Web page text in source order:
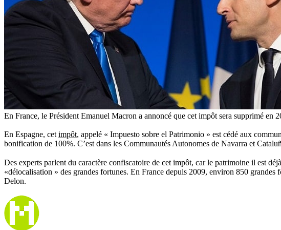
En France, le Président Emanuel Macron a annoncé que cet impôt sera supprimé en
En Espagne, cet impôt, appelé « Impuesto sobre el Patrimonio » est cédé aux
bonification de 100%. C’est dans les Communautés Autonomes de Navarra et
Des experts parlent du caractère confiscatoire de cet impôt, car le patrimoine il est
«délocalisation » des grandes fortunes. En France depuis 2009, environ 850
Delon.